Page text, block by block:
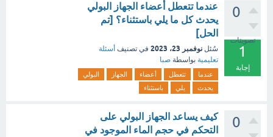
0
تصويتات
1
إجابة
عندما تتعطل أعضاء الجهاز البولي
يحدث كل ما يلي باستثناء؟ [تم
الحل]
سُئل نوفمبر 23، 2023 في تصنيف أسئلة
تعليمية بواسطة صبا
عندما تتعطل أعضاء الجهاز
البولي
يحدث
يلي باستثناء
0
كيف يساعد الجهاز البولي على
التحكم في حجم الماء الموجود في